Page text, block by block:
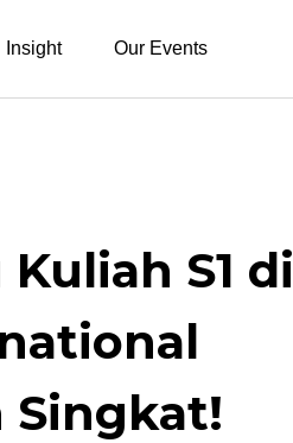
Insight Our Events
S1 di
Singkat!